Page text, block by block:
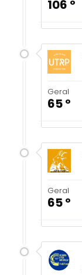
106 º
Geral
65 º
Geral
65 º